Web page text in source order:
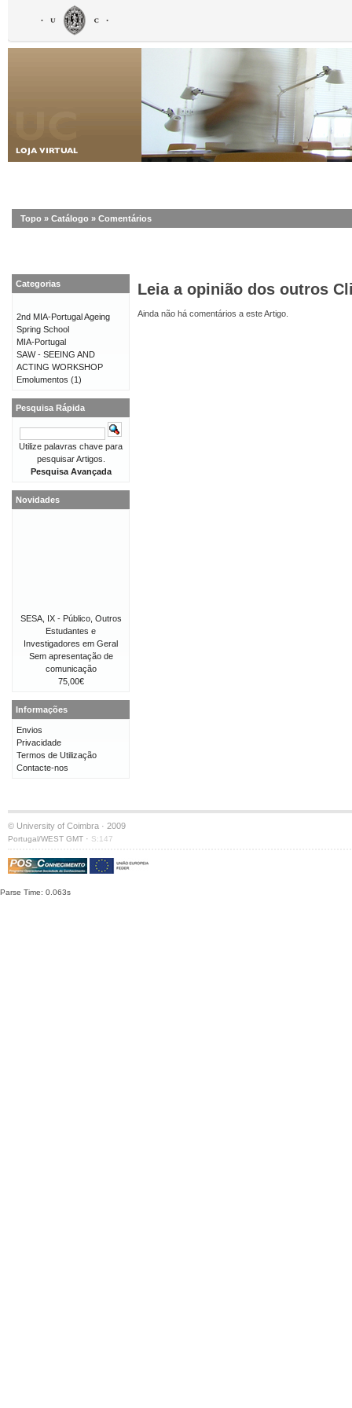
Topo » Catálogo » Comentários
Leia a opinião dos outros
Ainda não há comentários a este Artigo.
Categorias
2nd MIA-Portugal Ageing
Spring School
MIA-Portugal
SAW - SEEING AND
ACTING WORKSHOP
Emolumentos (1)
Pesquisa Rápida
Utilize palavras chave para
pesquisar Artigos.
Pesquisa Avançada
Novidades
SESA, IX - Público, Outros
Estudantes e
Investigadores em Geral
Sem apresentação de
comunicação
75,00€
Informações
Envios
Privacidade
Termos de Utilização
Contacte-nos
© University of Coimbra · 2009
Portugal/WEST GMT · S:147
Parse Time: 0.063s